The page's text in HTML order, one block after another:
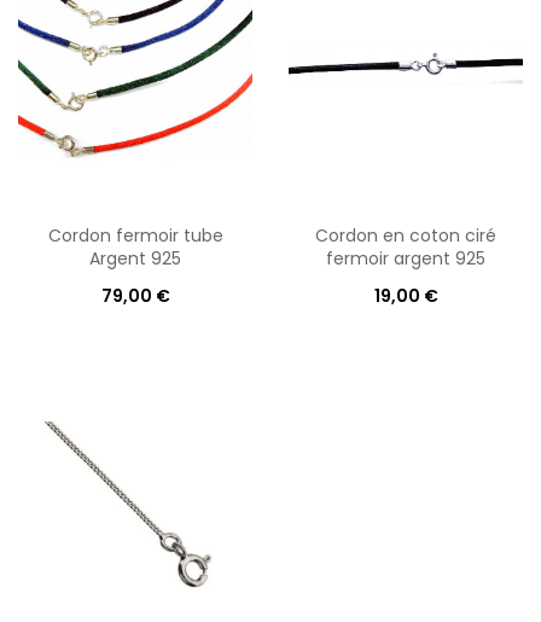
Cordon fermoir tube
Argent 925
79,00 €
Cordon en coton ciré
fermoir argent 925
19,00 €